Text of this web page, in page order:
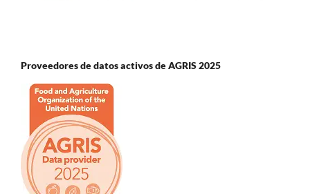
Proveedores de datos activos de AGRIS 2025